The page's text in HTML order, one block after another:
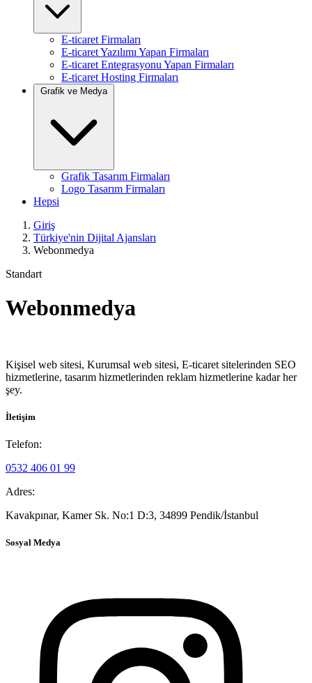
E-ticaret Firmaları
E-ticaret Yazılımı Yapan Firmaları
E-ticaret Entegrasyonu Yapan Firmaları
E-ticaret Hosting Firmaları
Grafik ve Medya
Grafik Tasarım Firmaları
Logo Tasarım Firmaları
Hepsi
Giriş
Türkiye'nin Dijital Ajansları
Webonmedya
Standart
Webonmedya
Kişisel web sitesi, Kurumsal web sitesi, E-ticaret sitelerinden SEO
hizmetlerine, tasarım hizmetlerinden reklam hizmetlerine kadar her
şey.
İletişim
Telefon:
0532 406 01 99
Adres:
Kavakpınar, Kamer Sk. No:1 D:3, 34899 Pendik/İstanbul
Sosyal Medya